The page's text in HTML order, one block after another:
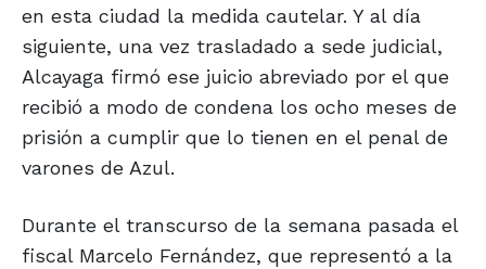
en esta ciudad la medida cautelar. Y al día
siguiente, una vez trasladado a sede judicial,
Alcayaga firmó ese juicio abreviado por el que
recibió a modo de condena los ocho meses de
prisión a cumplir que lo tienen en el penal de
varones de Azul.
Durante el transcurso de la semana pasada el
fiscal Marcelo Fernández, que representó a la